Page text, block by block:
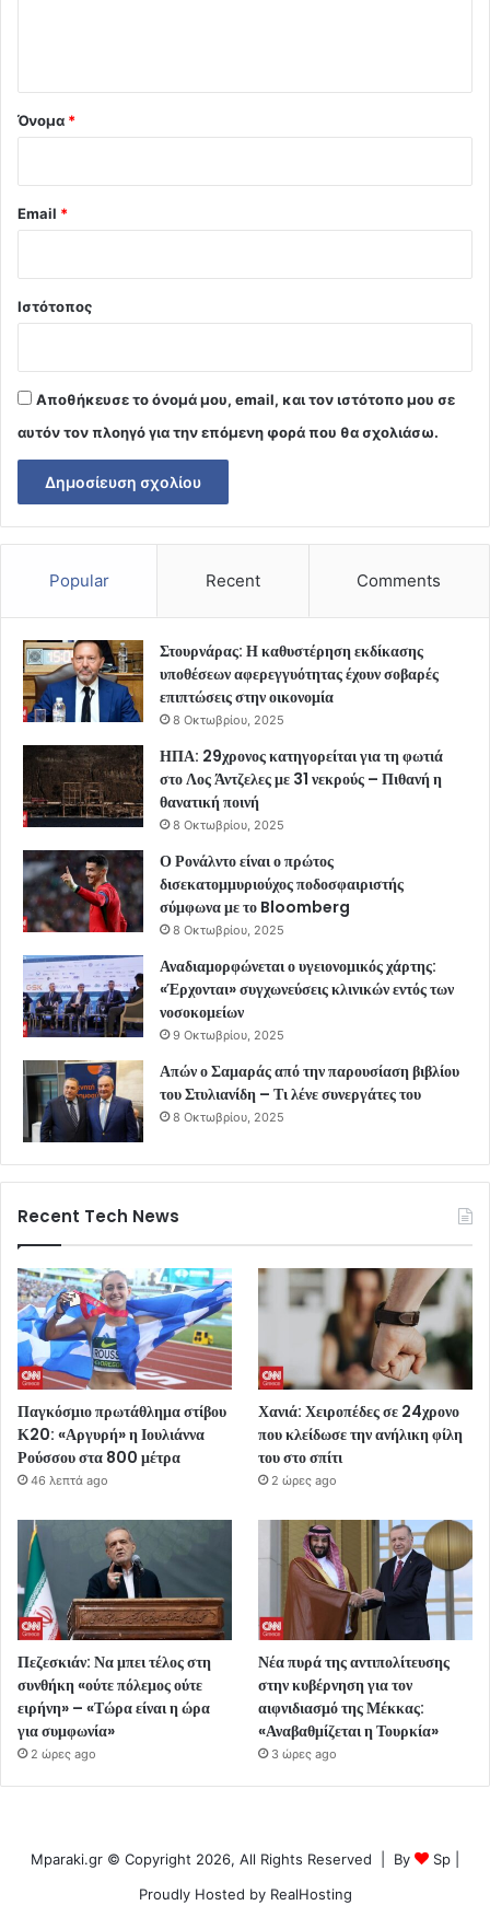
Όνομα *
Email *
Ιστότοπος
Αποθήκευσε το όνομά μου, email, και τον ιστότοπο μου σε
αυτόν τον πλοηγό για την επόμενη φορά που θα σχολιάσω.
Popular Recent Comments
Στουρνάρας: Η καθυστέρηση εκδίκασης
υποθέσεων αφερεγγυότητας έχουν σοβαρές
επιπτώσεις στην οικονομία
8 Οκτωβρίου, 2025
ΗΠΑ: 29χρονος κατηγορείται για τη φωτιά
στο Λος Άντζελες με 31 νεκρούς – Πιθανή η
θανατική ποινή
8 Οκτωβρίου, 2025
Ο Ρονάλντο είναι ο πρώτος
δισεκατομμυριούχος ποδοσφαιριστής
σύμφωνα με το Bloomberg
8 Οκτωβρίου, 2025
Αναδιαμορφώνεται ο υγειονομικός χάρτης:
«Έρχονται» συγχωνεύσεις κλινικών εντός των
νοσοκομείων
9 Οκτωβρίου, 2025
Απών ο Σαμαράς από την παρουσίαση βιβλίου
του Στυλιανίδη – Τι λένε συνεργάτες του
8 Οκτωβρίου, 2025
Recent Tech News
Παγκόσμιο πρωτάθλημα στίβου
Κ20: «Αργυρή» η Ιουλιάννα
Ρούσσου στα 800 μέτρα
46 λεπτά ago
Χανιά: Χειροπέδες σε 24χρονο
που κλείδωσε την ανήλικη φίλη
του στο σπίτι
2 ώρες ago
Πεζεσκιάν: Να μπει τέλος στη
συνθήκη «ούτε πόλεμος ούτε
ειρήνη» – «Τώρα είναι η ώρα
για συμφωνία»
2 ώρες ago
Νέα πυρά της αντιπολίτευσης
στην κυβέρνηση για τον
αιφνιδιασμό της Μέκκας:
«Αναβαθμίζεται η Τουρκία»
3 ώρες ago
Mparaki.gr © Copyright 2026, All Rights Reserved | By Sp
Proudly Hosted by RealHosting